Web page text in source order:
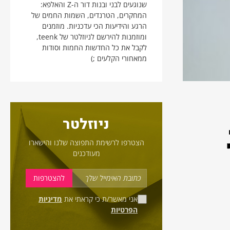
שנוגעים לבני ובנות דור ה-Z והאלפא:
המחקרים, הטרנדים, השמות החמים של
הרגע והידיעות הכי עדכניות. מוזמנים
ומוזמנות להירשם לניוזלטר של teenk,
לקבל את כל החדשות החמות וסודות
ממאחורי הקלעים ;)
ניוזלטר
הצטרפו לרשימת התפוצה שלנו והישארו
מעודכנים
אני מאשר/ת כי קראתי את מדיניות
הפרטיות